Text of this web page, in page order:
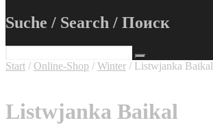
Suche / Search / Поиск
Start / Online-Shop / Winter / Listwjanka Baikal
Listwjanka Baikal